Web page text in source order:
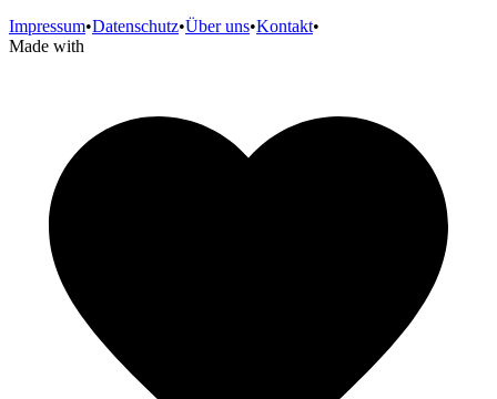
Impressum•Datenschutz•Über uns•Kontakt•
Made with